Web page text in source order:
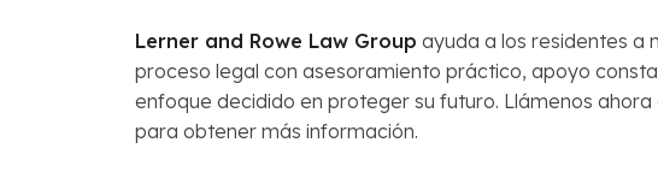
Lerner and Rowe Law Group ayuda a los residentes a
proceso legal con asesoramiento práctico, apoyo
enfoque decidido en proteger su futuro. Llámenos ahora
para obtener más información.